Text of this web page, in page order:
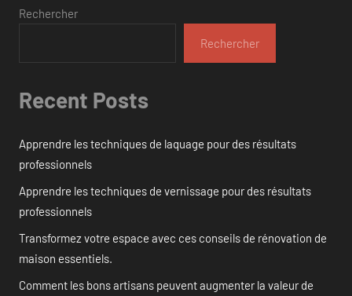
Rechercher
Rechercher
Recent Posts
Apprendre les techniques de laquage pour des résultats
professionnels
Apprendre les techniques de vernissage pour des résultats
professionnels
Transformez votre espace avec ces conseils de rénovation de
maison essentiels.
Comment les bons artisans peuvent augmenter la valeur de